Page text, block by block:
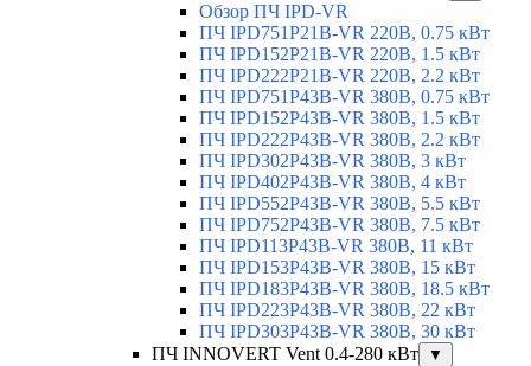
Обзор ПЧ IPD-VR
ПЧ IPD751P21B-VR 220В, 0.75 кВт
ПЧ IPD152P21B-VR 220В, 1.5 кВт
ПЧ IPD222P21B-VR 220В, 2.2 кВт
ПЧ IPD751P43B-VR 380В, 0.75 кВт
ПЧ IPD152P43B-VR 380В, 1.5 кВт
ПЧ IPD222P43B-VR 380В, 2.2 кВт
ПЧ IPD302P43B-VR 380В, 3 кВт
ПЧ IPD402P43B-VR 380В, 4 кВт
ПЧ IPD552P43B-VR 380В, 5.5 кВт
ПЧ IPD752P43B-VR 380В, 7.5 кВт
ПЧ IPD113P43B-VR 380В, 11 кВт
ПЧ IPD153P43B-VR 380В, 15 кВт
ПЧ IPD183P43B-VR 380В, 18.5 кВт
ПЧ IPD223P43B-VR 380В, 22 кВт
ПЧ IPD303P43B-VR 380В, 30 кВт
ПЧ INNOVERT Vent 0.4-280 кВт
▼